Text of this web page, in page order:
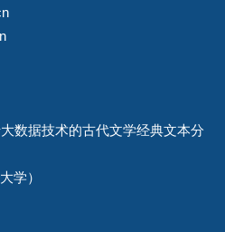
数据技术的古代文学经典文本分
学）